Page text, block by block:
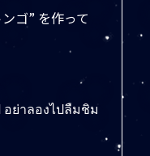
ゴ” を作って
ย่าลองไปลืมชิม